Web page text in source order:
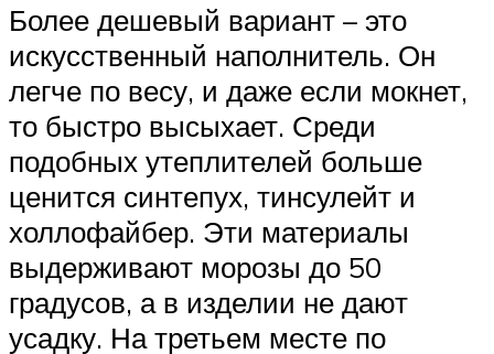
Более дешевый вариант – это
искусственный наполнитель. Он
легче по весу, и даже если мокнет,
то быстро высыхает. Среди
подобных утеплителей больше
ценится синтепух, тинсулейт и
холлофайбер. Эти материалы
выдерживают морозы до 50
градусов, а в изделии не дают
усадку. На третьем месте по